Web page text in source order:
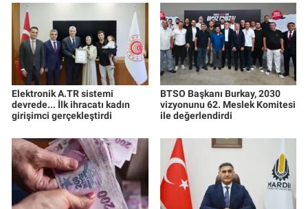
Elektronik A.TR sistemi
devrede... İlk ihracatı kadın
girişimci gerçekleştirdi
BTSO Başkanı Burkay, 2030
vizyonunu 62. Meslek Komitesi
ile değerlendirdi